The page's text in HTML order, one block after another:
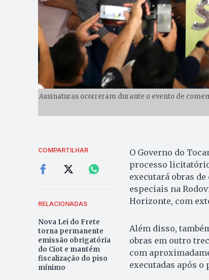
Assinaturas ocorreram durante o evento de
COMPARTILHAR
RELACIONADAS
Nova Lei do Frete
torna permanente
emissão obrigatória
do Ciot e mantém
fiscalização do piso
mínimo
O Governo do
processo
executará obras
especiais na
Horizonte, com
Além disso,
obras em outro
com
executadas após